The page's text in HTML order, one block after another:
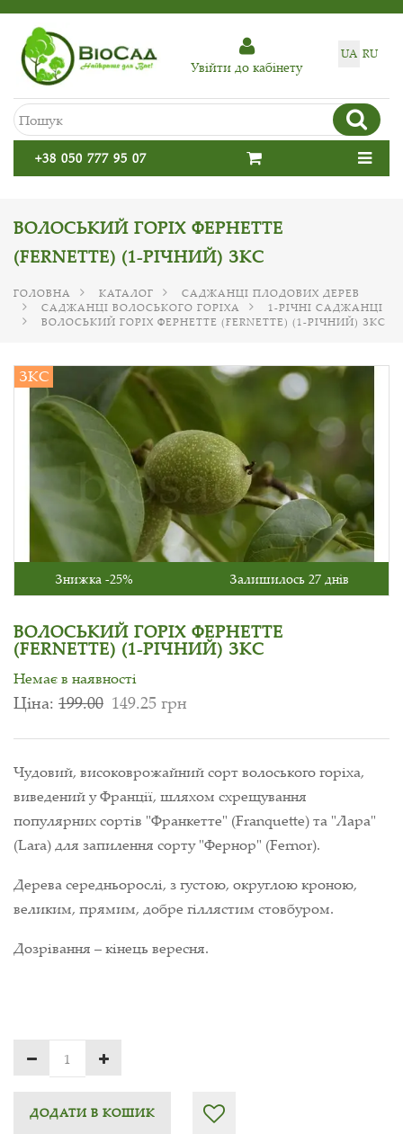
UA RU
Увiйти до кабiнету
+38 050 777 95 07
ВОЛОСЬКИЙ ГОРІХ ФЕРНЕТТЕ
(FERNETTE) (1-РІЧНИЙ) ЗКС
ГОЛОВНА КАТАЛОГ
САДЖАНЦІ ПЛОДОВИХ ДЕРЕВ
САДЖАНЦІ ВОЛОСЬКОГО ГОРІХА
1-РІЧНІ САДЖАНЦІ
ВОЛОСЬКИЙ ГОРІХ ФЕРНЕТТЕ (FERNETTE) (1-РІЧНИЙ) ЗКС
ЗКС
Знижка -25% Залишилось 27 днів
ВОЛОСЬКИЙ ГОРІХ ФЕРНЕТТЕ
(FERNETTE) (1-РІЧНИЙ) ЗКС
Немає в наявності
Ціна: 199.00 149.25 грн
Чудовий, високоврожайний сорт волоського горіха,
виведений у Франції, шляхом схрещування
популярних сортів "Франкетте" (Franquette) та "Лара"
(Lara) для запилення сорту "Фернор" (Fernor).
Дерева середньорослі, з густою, округлою кроною,
великим, прямим, добре гіллястим стовбуром.
Дозрівання – кінець вересня.
ДОДАТИ В КОШИК